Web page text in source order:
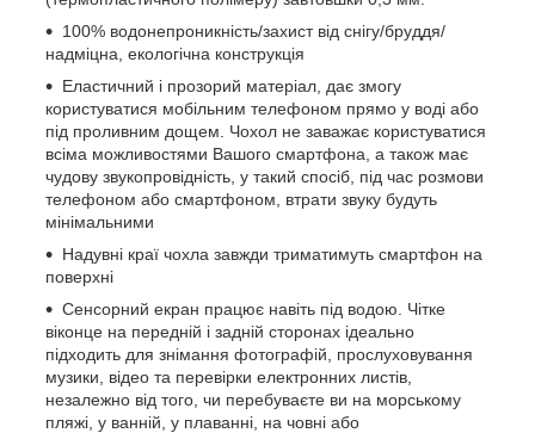
100% водонепроникність/захист від снігу/бруддя/
надміцна, екологічна конструкція
Еластичний і прозорий матеріал, дає змогу
користуватися мобільним телефоном прямо у воді або
під проливним дощем. Чохол не заважає користуватися
всіма можливостями Вашого смартфона, а також має
чудову звукопровідність, у такий спосіб, під час розмови
телефоном або смартфоном, втрати звуку будуть
мінімальними
Надувні краї чохла завжди триматимуть смартфон на
поверхні
Сенсорний екран працює навіть під водою. Чітке
віконце на передній і задній сторонах ідеально
підходить для знімання фотографій, прослуховування
музики, відео та перевірки електронних листів,
незалежно від того, чи перебуваєте ви на морському
пляжі, у ванній, у плаванні, на човні або